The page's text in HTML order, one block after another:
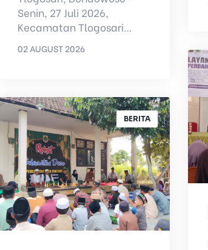
Senin, 27 Juli 2026,
Kecamatan Tlogosari
penerimaan KKN dari
02 AUGUST 2026
BERITA